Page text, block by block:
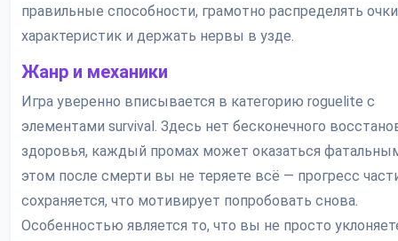
правильные способности, грамотно распределять очки
характеристик и держать нервы в узде.
Жанр и механики
Игра уверенно вписывается в категорию roguelite с
элементами survival. Здесь нет бесконечного
здоровья, каждый промах может оказаться
этом после смерти вы не теряете всё — прогресс
сохраняется, что мотивирует попробовать снова.
Особенностью является то, что вы не просто